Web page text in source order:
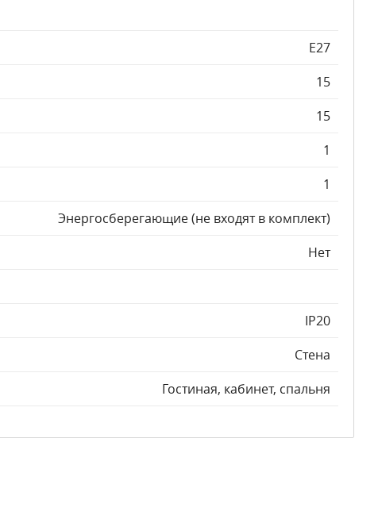
E27
15
15
1
1
Энергосберегающие (не входят в комплект)
Нет
IP20
Стена
Гостиная, кабинет, спальня